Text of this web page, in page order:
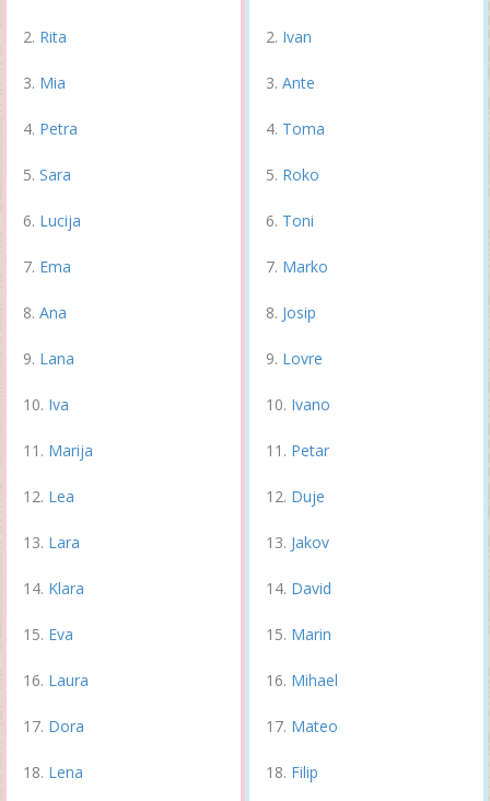
Rita
Mia
Petra
Sara
Lucija
Ema
Ana
Lana
Iva
Marija
Lea
Lara
Klara
Eva
Laura
Dora
Lena
Ivan
Ante
Toma
Roko
Toni
Marko
Josip
Lovre
Ivano
Petar
Duje
Jakov
David
Marin
Mihael
Mateo
Filip